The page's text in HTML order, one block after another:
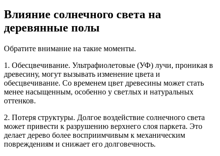
Влияние солнечного света на
деревянные полы
Обратите внимание на такие моменты.
1. Обесцвечивание. Ультрафиолетовые (УФ) лучи, проникая в
древесину, могут вызывать изменение цвета и
обесцвечивание. Со временем цвет древесины может стать
менее насыщенным, особенно у светлых и натуральных
оттенков.
2. Потеря структуры. Долгое воздействие солнечного света
может привести к разрушению верхнего слоя паркета. Это
делает дерево более восприимчивым к механическим
повреждениям и снижает его долговечность.